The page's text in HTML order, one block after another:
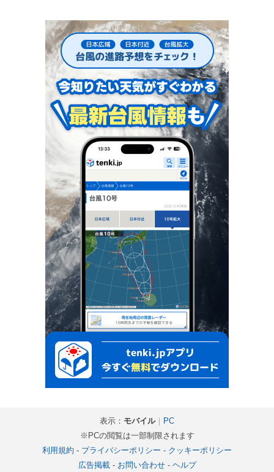
表示： モバイル｜ PC
※PCの閲覧は一部制限されます
利用規約 - プライバシーポリシー - クッキーポリシー
広告掲載- お問い合わせ- ヘルプ